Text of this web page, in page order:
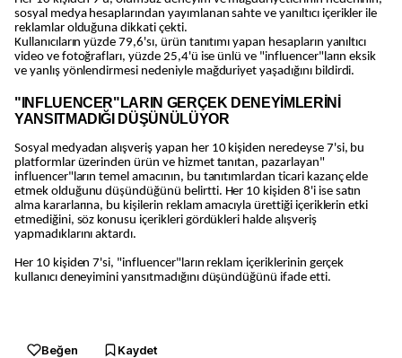
sosyal medya hesaplarından yayımlanan sahte ve yanıltıcı içerikler ile
reklamlar olduğuna dikkati çekti.
Kullanıcıların yüzde 79,6'sı, ürün tanıtımı yapan hesapların yanıltıcı
video ve fotoğrafları, yüzde 25,4'ü ise ünlü ve "influencer"ların eksik
ve yanlış yönlendirmesi nedeniyle mağduriyet yaşadığını bildirdi.
"INFLUENCER"LARIN GERÇEK DENEYİMLERİNİ
YANSITMADIĞI DÜŞÜNÜLÜYOR
Sosyal medyadan alışveriş yapan her 10 kişiden neredeyse 7'si, bu
platformlar üzerinden ürün ve hizmet tanıtan, pazarlayan"
influencer"ların temel amacının, bu tanıtımlardan ticari kazanç elde
etmek olduğunu düşündüğünü belirtti. Her 10 kişiden 8'i ise satın
alma kararlarına, bu kişilerin reklam amacıyla ürettiği içeriklerin etki
etmediğini, söz konusu içerikleri gördükleri halde alışveriş
yapmadıklarını aktardı.
Her 10 kişiden 7'si, "influencer"ların reklam içeriklerinin gerçek
kullanıcı deneyimini yansıtmadığını düşündüğünü ifade etti.
Beğen Kaydet